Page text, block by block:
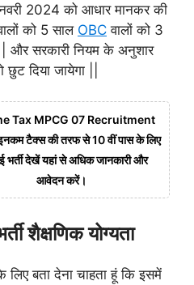
2024 को आधार मानकर की
को 5 साल OBC वालों को 3
और सरकारी नियम के अनुशार
छुट दिया जायेगा ||
Tax MPCG 07 Recruitment
टैक्स की तरफ से 10 वीं पास के लिए
भर्ती देखें यहां से अधिक जानकारी और
आवेदन करें।
शैक्षणिक योग्यता
लिए बता देना चाहता हूं कि इसमें